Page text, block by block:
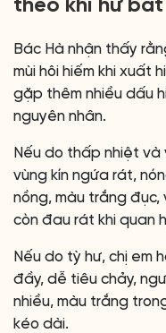
theo khí hư
Bác Hà nhận thấy
mùi hôi hiếm khi xuất
gặp thêm nhiều dấu
nguyên nhân.
Nếu do thấp nhiệt và
vùng kín ngứa rát,
nồng, màu trắng
còn đau rát khi quan
Nếu do tỳ hư, chị em
đầy, dễ tiêu chảy,
nhiều, màu trắng
kéo dài.